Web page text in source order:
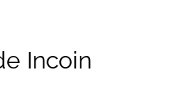
Incoin